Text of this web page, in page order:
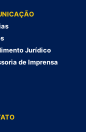
Jurídico
de Imprensa